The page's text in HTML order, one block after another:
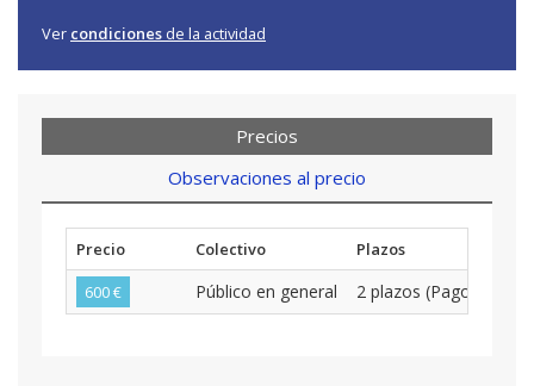
Ver condiciones de la actividad
Precios
Observaciones al precio
Precio Colectivo
Plazos
600 €
Público en general 2 plazos (Pago